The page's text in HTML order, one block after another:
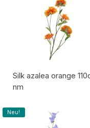
Silk azalea orange
nm
Artikelcode:
Neu!